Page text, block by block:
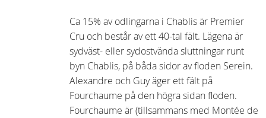
Ca 15% av odlingarna i Chablis är Premier
Cru och består av ett 40-tal fält. Lägena är
sydväst- eller sydostvända sluttningar runt
byn Chablis, på båda sidor av floden Serein.
Alexandre och Guy äger ett fält på
Fourchaume på den högra sidan floden.
Fourchaume är (tillsammans med Montée de